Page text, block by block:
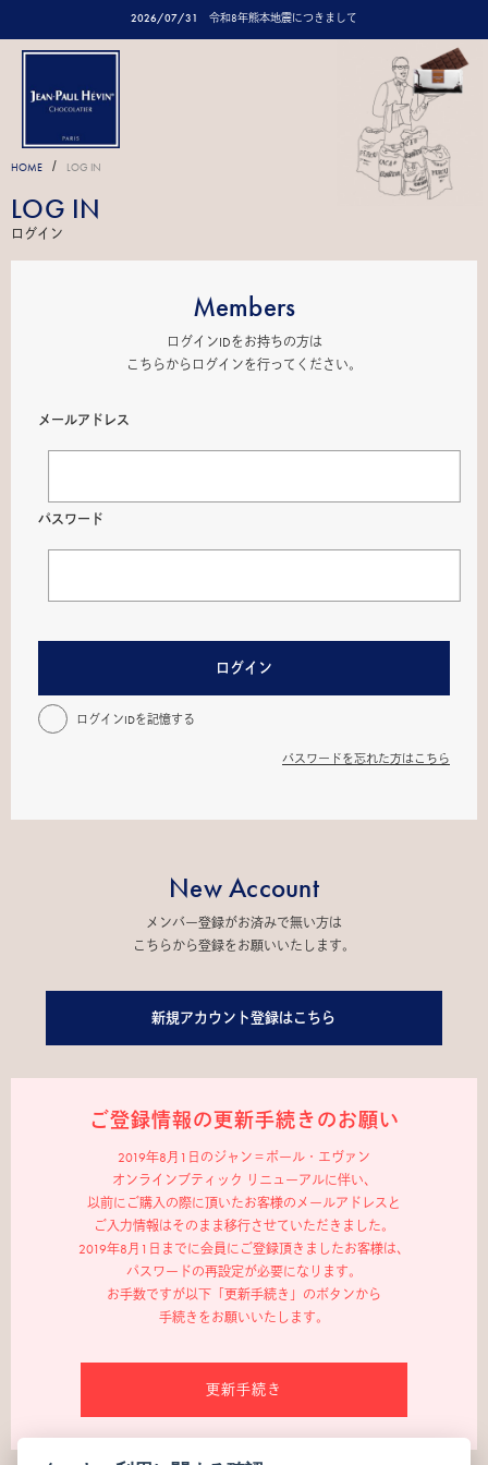
2026/07/31 令和8年熊本地震につきまして
HOME / LOG IN
LOG IN
ログイン
Members
ログインIDをお持ちの方は
こちらからログインを行ってください。
メールアドレス
パスワード
ログイン
ログインIDを記憶する
パスワードを忘れた方はこちら
New Account
メンバー登録がお済みで無い方は
こちらから登録をお願いいたします。
新規アカウント登録はこちら
ご登録情報の更新手続きのお願い
2019年8月1日のジャン＝ポール・エヴァン
オンラインブティック リニューアルに伴い、
以前にご購入の際に頂いたお客様のメールアドレスと
ご入力情報はそのまま移行させていただきました。
2019年8月1日までに会員にご登録頂きましたお客様は、
パスワードの再設定が必要になります。
お手数ですが以下「更新手続き」のボタンから
手続きをお願いいたします。
更新手続き